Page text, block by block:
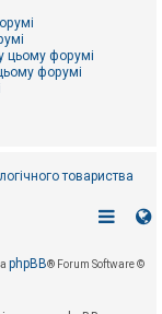
цьому форумі
форумі
товариства
phpBB® Forum Software ©